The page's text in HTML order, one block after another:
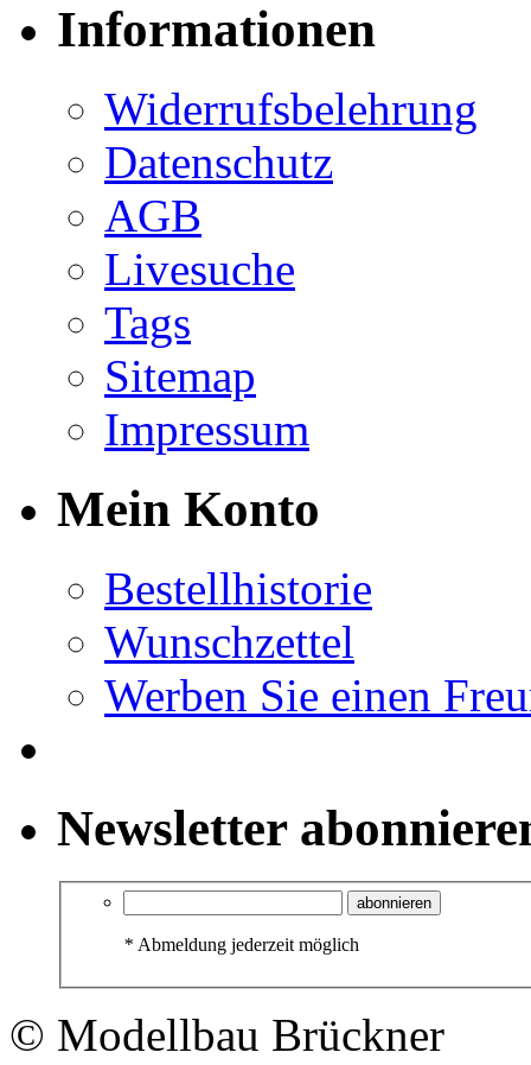
Informationen
Widerrufsbelehrung
Datenschutz
AGB
Livesuche
Tags
Sitemap
Impressum
Mein Konto
Bestellhistorie
Wunschzettel
Werben Sie einen
Newsletter
abonnieren
* Abmeldung jederzeit möglich
© Modellbau Brückner